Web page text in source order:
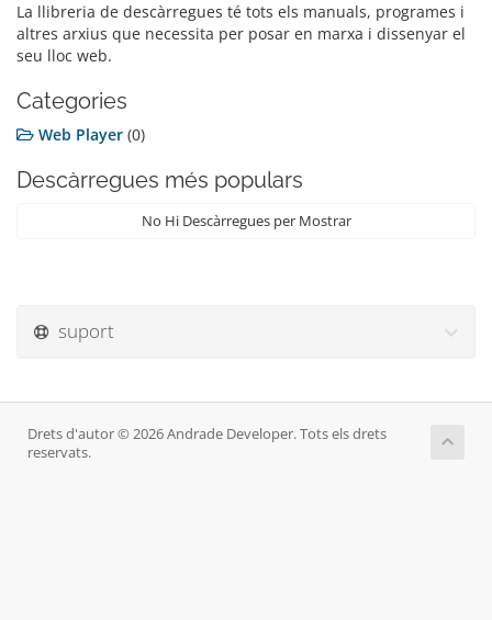
La llibreria de descàrregues té tots els manuals, programes i
altres arxius que necessita per posar en marxa i dissenyar el
seu lloc web.
Categories
Web Player (0)
Descàrregues més populars
No Hi Descàrregues per Mostrar
suport
Drets d'autor © 2026 Andrade Developer. Tots els drets
reservats.